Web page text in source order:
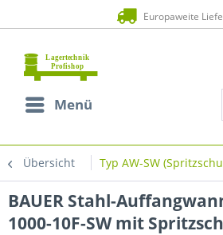
Europaweite
Menü
Übersicht Typ AW-SW
BAUER Stahl-
1000-10F-SW mit